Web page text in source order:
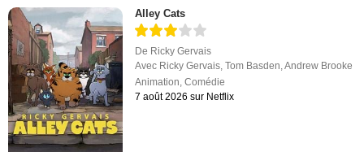
Alley Cats
De Ricky Gervais
Avec Ricky Gervais ,Tom Basden ,Andrew Brooke
Animation ,Comédie
7 août 2026 sur Netflix